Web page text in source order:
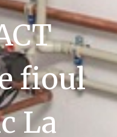
fioul
La